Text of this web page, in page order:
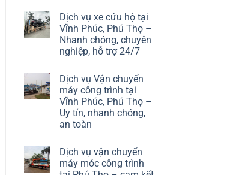
Dịch vụ xe cứu hộ tại
Vĩnh Phúc, Phú Thọ –
Nhanh chóng, chuyên
nghiệp, hỗ trợ 24/7
Dịch vụ Vận chuyển
máy công trình tại
Vĩnh Phúc, Phú Thọ –
Uy tín, nhanh chóng,
an toàn
Dịch vụ vận chuyển
máy móc công trình